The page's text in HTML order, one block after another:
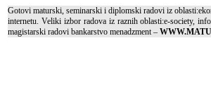
Gotovi maturski, seminarski i diplomski radovi iz
internetu. Veliki izbor radova iz raznih oblasti:e-society,
magistarski radovi bankarstvo menadzment – WWW